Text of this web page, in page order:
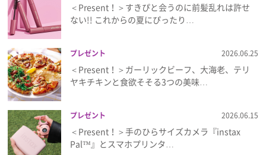
＜Present！＞すきぴと会うのに前髪乱れは許せ
ない!! これからの夏にぴったり…
プレゼント 2026.06.25
＜Present！＞ガーリックビーフ、大海老、テリ
ヤキチキンと食欲そそる3つの美味…
プレゼント 2026.06.15
＜Present！＞手のひらサイズカメラ『instax
Pal™』とスマホプリンタ…